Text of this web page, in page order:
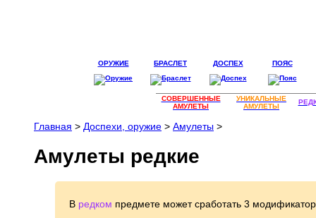
ОРУЖИЕ БРАСЛЕТ ДОСПЕХ ПОЯС
СОВЕРШЕННЫЕ
АМУЛЕТЫ
УНИКАЛЬНЫЕ
АМУЛЕТЫ
Главная > Доспехи, оружие > Амулеты >
Амулеты редкие
В редком предмете может сработать 3